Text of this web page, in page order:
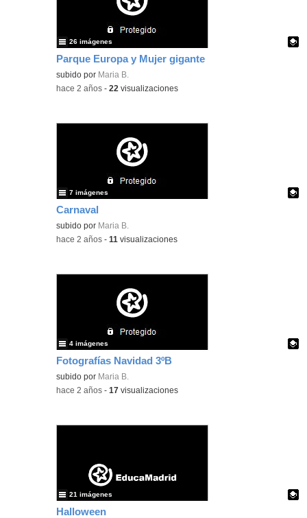
Parque Europa y Mujer gigante
Contenido educativo.
subido por Maria B.
26 imágenes
-hace 2 años -22 visualizaciones
Carnaval
Contenido educativo.
subido por Maria B.
7 imágenes
-hace 2 años -11 visualizaciones
Fotografías Navidad 3ºB
Contenido educativo.
subido por Maria B.
4 imágenes
-hace 2 años -17 visualizaciones
Halloween
21 imágenes